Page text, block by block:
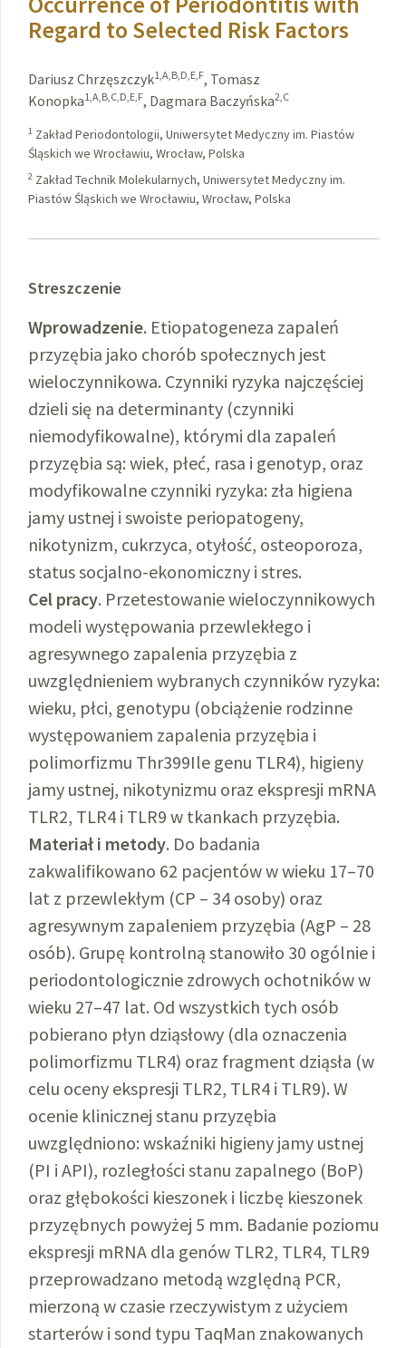
Regard to Selected Risk Factors
Dariusz Chrzęszczyk1,A,B,D,E,F, Tomasz
Konopka1,A,B,C,D,E,F, Dagmara Baczyńska2,C
1 Zakład Periodontologii, Uniwersytet Medyczny im. Piastów
Śląskich we Wrocławiu, Wrocław, Polska
2 Zakład Technik Molekularnych, Uniwersytet Medyczny im.
Piastów Śląskich we Wrocławiu, Wrocław, Polska
Streszczenie
Wprowadzenie. Etiopatogeneza zapaleń
przyzębia jako chorób społecznych jest
wieloczynnikowa. Czynniki ryzyka najczęściej
dzieli się na determinanty (czynniki
niemodyfikowalne), którymi dla zapaleń
przyzębia są: wiek, płeć, rasa i genotyp, oraz
modyfikowalne czynniki ryzyka: zła higiena
jamy ustnej i swoiste periopatogeny,
nikotynizm, cukrzyca, otyłość, osteoporoza,
status socjalno-ekonomiczny i stres.
Cel pracy. Przetestowanie wieloczynnikowych
modeli występowania przewlekłego i
agresywnego zapalenia przyzębia z
uwzględnieniem wybranych czynników ryzyka:
wieku, płci, genotypu (obciążenie rodzinne
występowaniem zapalenia przyzębia i
polimorfizmu Thr399Ile genu TLR4), higieny
jamy ustnej, nikotynizmu oraz ekspresji mRNA
TLR2, TLR4 i TLR9 w tkankach przyzębia.
Materiał i metody. Do badania
zakwalifikowano 62 pacjentów w wieku 17–70
lat z przewlekłym (CP – 34 osoby) oraz
agresywnym zapaleniem przyzębia (AgP – 28
osób). Grupę kontrolną stanowiło 30 ogólnie i
periodontologicznie zdrowych ochotników w
wieku 27–47 lat. Od wszystkich tych osób
pobierano płyn dziąsłowy (dla oznaczenia
polimorfizmu TLR4) oraz fragment dziąsła (w
celu oceny ekspresji TLR2, TLR4 i TLR9). W
ocenie klinicznej stanu przyzębia
uwzględniono: wskaźniki higieny jamy ustnej
(PI i API), rozległości stanu zapalnego (BoP)
oraz głębokości kieszonek i liczbę kieszonek
przyzębnych powyżej 5 mm. Badanie poziomu
ekspresji mRNA dla genów TLR2, TLR4, TLR9
przeprowadzano metodą względną PCR,
mierzoną w czasie rzeczywistym z użyciem
starterów i sond typu TaqMan znakowanych